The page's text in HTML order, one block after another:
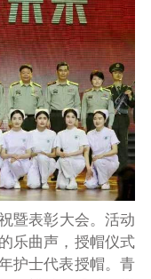
表彰大会。活动
乐曲声，授帽仪式
护士代表授帽。青